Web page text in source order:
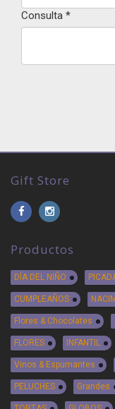
Consulta *
Gift Store
Productos
DÍA DEL NIÑO
CUMPLEAÑOS
Flores & Chocolates
FLORES INFANTIL
Vinos & Espumantes
PELUCHES Grandes